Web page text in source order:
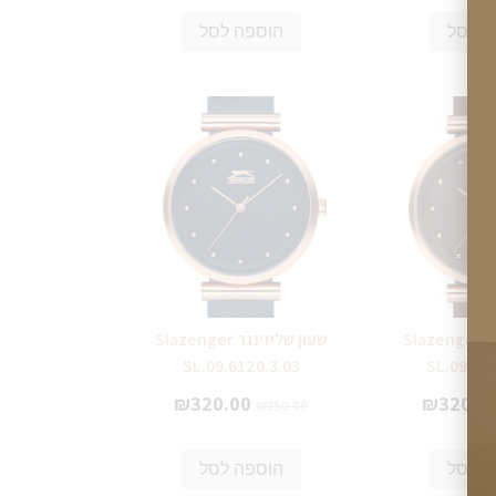
לסל הוספה לסל
שעון שליזינגר Slazenger
₪320.00
לסל
שעון שליזינגר Slazenger
SL.09.6120.3.03
₪320.00
הוספה לסל